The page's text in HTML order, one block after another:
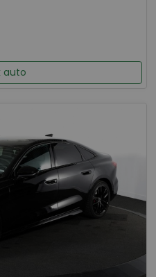
auto